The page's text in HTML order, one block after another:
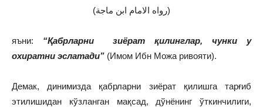
(رواه الامام ابن ماجة)
яъни: “Қабрларни зиёрат қилинглар, чунки у
охиратни эслатади” (Имом Ибн Можа ривояти).
Демак, динимизда қабрларни зиёрат қилишга тарғиб
этилишидан кўзланган мақсад, дўнёнинг ўткинчилиги,